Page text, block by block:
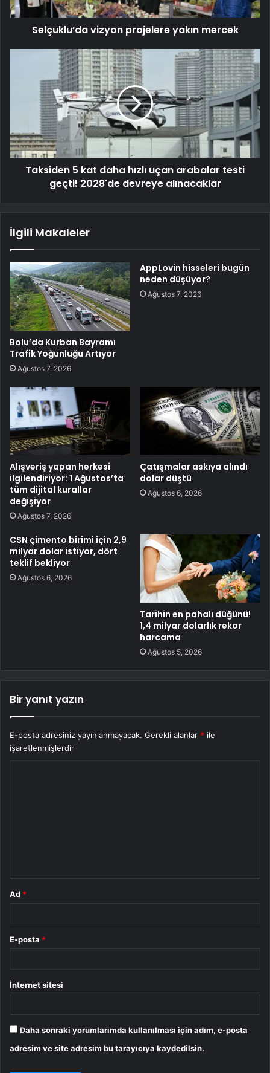
Selçuklu’da vizyon projelere yakın mercek
Taksiden 5 kat daha hızlı uçan arabalar testi
geçti! 2028'de devreye alınacaklar
İlgili Makaleler
Bolu’da Kurban Bayramı
Trafik Yoğunluğu Artıyor
Ağustos 7, 2026
AppLovin hisseleri bugün
neden düşüyor?
Ağustos 7, 2026
Alışveriş yapan herkesi
ilgilendiriyor: 1 Ağustos’ta
tüm dijital kurallar
değişiyor
Ağustos 7, 2026
Çatışmalar askıya alındı
dolar düştü
Ağustos 6, 2026
CSN çimento birimi için 2,9
milyar dolar istiyor, dört
teklif bekliyor
Ağustos 6, 2026
Tarihin en pahalı düğünü!
1,4 milyar dolarlık rekor
harcama
Ağustos 5, 2026
Bir yanıt yazın
E-posta adresiniz yayınlanmayacak. Gerekli alanlar * ile
işaretlenmişlerdir
Ad *
E-posta *
İnternet sitesi
Daha sonraki yorumlarımda kullanılması için adım, e-posta
adresim ve site adresim bu tarayıcıya kaydedilsin.